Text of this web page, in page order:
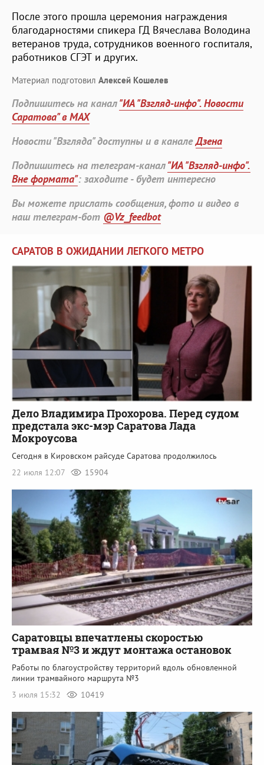
После этого прошла церемония награждения
благодарностями спикера ГД Вячеслава Володина
ветеранов труда, сотрудников военного госпиталя,
работников СГЭТ и других.
Материал подготовил Алексей Кошелев
Подпишитесь на канал"ИА "Взгляд-инфо". Новости
Саратова" в MAX
Новости "Взгляда" доступны и в каналеДзена
Подпишитесь на телеграм-канал"ИА "Взгляд-инфо".
Вне формата": заходите - будет интересно
Вы можете прислать сообщения, фото и видео в
наш телеграм-бот @Vz_feedbot
САРАТОВ В ОЖИДАНИИ ЛЕГКОГО МЕТРО
Дело Владимира Прохорова. Перед судом
предстала экс-мэр Саратова Лада
Мокроусова
Сегодня в Кировском райсуде Саратова продолжилось
22 июля 12:07
15904
Саратовцы впечатлены скоростью
трамвая №3 и ждут монтажа остановок
Работы по благоустройству территорий вдоль обновленной
линии трамвайного маршрута №3
3 июля 15:32
10419